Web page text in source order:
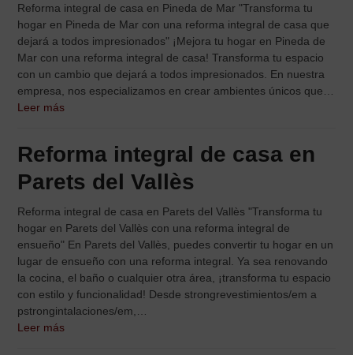
Reforma integral de casa en Pineda de Mar "Transforma tu
hogar en Pineda de Mar con una reforma integral de casa que
dejará a todos impresionados" ¡Mejora tu hogar en Pineda de
Mar con una reforma integral de casa! Transforma tu espacio
con un cambio que dejará a todos impresionados. En nuestra
empresa, nos especializamos en crear ambientes únicos que…
Leer más
Reforma integral de casa en
Parets del Vallès
Reforma integral de casa en Parets del Vallès "Transforma tu
hogar en Parets del Vallès con una reforma integral de
ensueño" En Parets del Vallès, puedes convertir tu hogar en un
lugar de ensueño con una reforma integral. Ya sea renovando
la cocina, el baño o cualquier otra área, ¡transforma tu espacio
con estilo y funcionalidad! Desde strongrevestimientos/em a
pstrongintalaciones/em,…
Leer más